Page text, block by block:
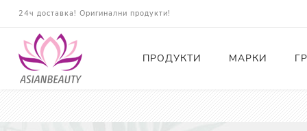
24ч доставка! Оригинални продукти!
ПРОДУКТИ МАРКИ